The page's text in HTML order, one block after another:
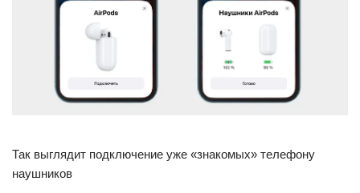
Так выглядит подключение уже «знакомых» телефону
наушников